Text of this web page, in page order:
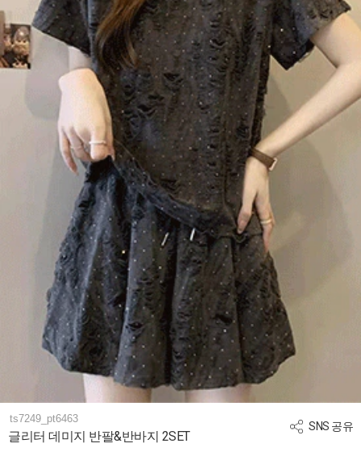
SNS 공유
ts7249_pt6463
글리터 데미지 반팔&반바지 2SET